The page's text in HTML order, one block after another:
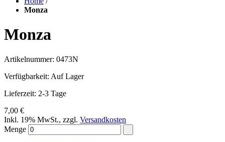
Monza
Monza
Artikelnummer: 0473N
Verfügbarkeit: Auf Lager
Lieferzeit: 2-3 Tage
7,00 €
Inkl. 19% MwSt., zzgl. Versandkosten
Menge